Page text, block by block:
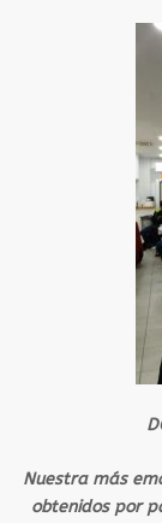
Nuestra más
obtenidos por